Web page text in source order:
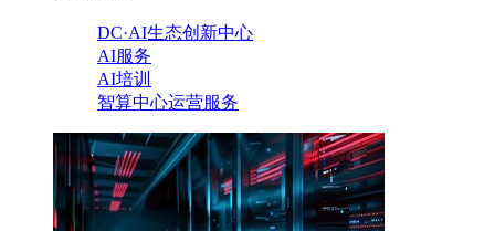
DC·AI生态创新中心
AI服务
AI培训
智算中心运营服务